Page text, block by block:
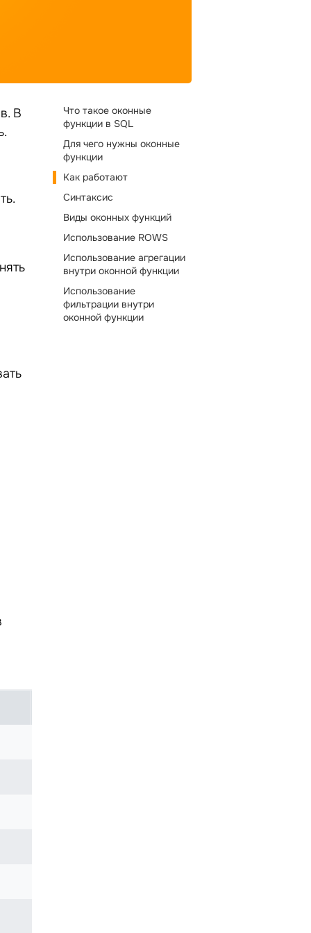
В
Что такое оконные
функции в SQL
Для чего нужны оконные
функции
Как работают
Синтаксис
Виды оконных функций
Использование ROWS
Использование агрегации
внутри оконной функции
Использование
фильтрации внутри
оконной функции